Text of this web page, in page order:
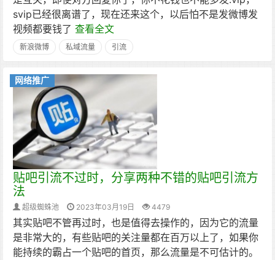
svip已经很离谱了，现在还来这个，以后怕不是发微博发
视频都要钱了 查看全文
新浪微博 私域流量 引流
网络推广
贴吧引流不过时，分享两种不错的贴吧引流方
法
超级蜘蛛池 2023年03月19日 4479
其实贴吧不管再过时，也是值得去操作的，因为它的流量
是非常大的，有些贴吧的关注量都在百万以上了，如果你
能持续的霸占一个贴吧的首页，那么流量是不可估计的。